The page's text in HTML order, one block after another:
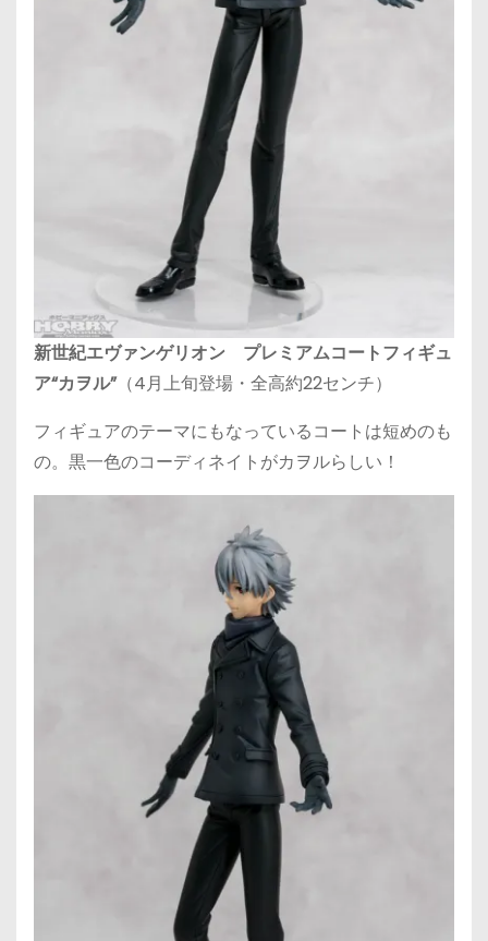
新世紀エヴァンゲリオン プレミアムコートフィギュ
ア“カヲル”（4月上旬登場・全高約22センチ）
フィギュアのテーマにもなっているコートは短めのも
の。黒一色のコーディネイトがカヲルらしい！